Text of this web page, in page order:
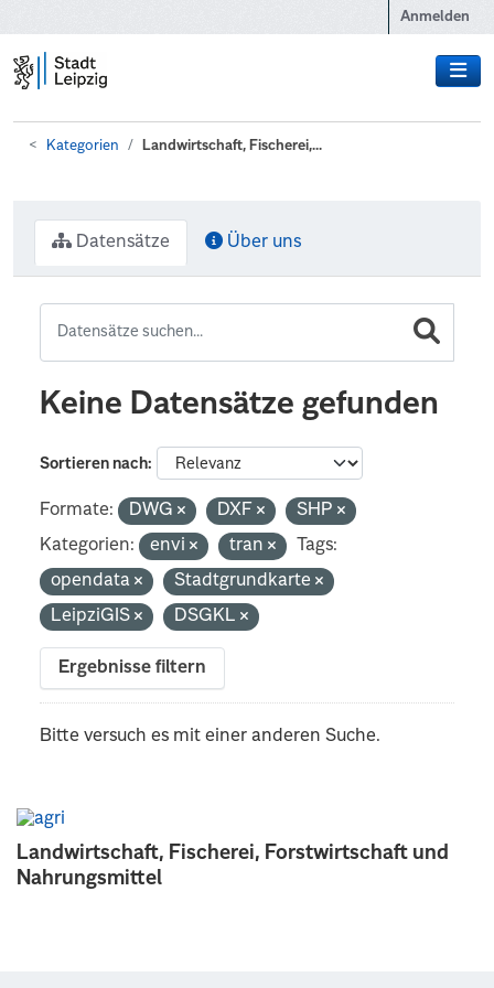
Anmelden
Kategorien Landwirtschaft, Fischerei,...
Landwirtschaft, Fischerei, Forstwirtschaft und
Nahrungsmittel
Datensätze Über uns
Keine Datensätze gefunden
Sortieren nach
Formate: DWG DXF
SHP
Kategorien:
envi tran
Tags:
opendata
Stadtgrundkarte
LeipziGIS
DSGKL
Ergebnisse filtern
Bitte versuch es mit einer anderen Suche.